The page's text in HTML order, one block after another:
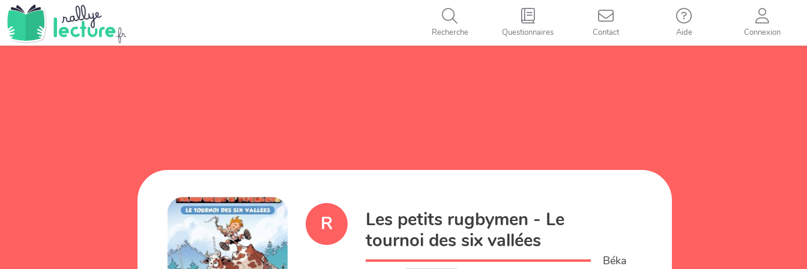
Recherche Questionnaires Contact Aide Connexion
R
Les petits rugbymen - Le
tournoi des six vallées
Béka